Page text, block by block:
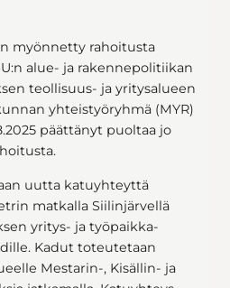
myönnetty rahoitusta
alue- ja rakennepolitiikan
teollisuus- ja yritysalueen
yhteistyöryhmä (MYR)
päättänyt puoltaa jo
uutta katuyhteyttä
matkalla Siilinjärvellä
yritys- ja työpaikka-
Kadut toteutetaan
Mestarin-, Kisällin- ja